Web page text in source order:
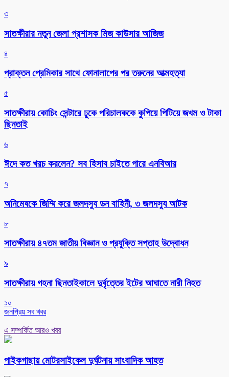
৩
সাতক্ষীরার নতুন জেলা প্রশাসক মিজ কাউসার আজিজ
৪
প্রাক্তন প্রেমিকার সাথে ফোনালাপের পর তরুনের আত্মহত্যা
৫
সাতক্ষীরায় কোচিং সেন্টারে ঢুকে পরিচালককে কুপিয়ে পিটিয়ে জখম ও টাকা
ছিনতাই
৬
ঈদে কত খরচ করলেন? সব হিসাব চাইতে পারে এনবিআর
৭
অনিমেষকে জিম্মি করে জলদস্যু ডন বাহিনী, ৩ জলদস্যু আটক
৮
সাতক্ষীরায় ৪৭তম জাতীয় বিজ্ঞান ও প্রযুক্তি সপ্তাহ উদ্বোধন
৯
সাতক্ষীরায় গহনা ছিনতাইকালে দুর্বৃত্তের ইটের আঘাতে নারী নিহত
১০
জনপ্রিয় সব খবর
এ সম্পর্কিত আরও খবর
পাইকগাছায় মোটরসাইকেল দুর্ঘটনায় সাংবাদিক আহত